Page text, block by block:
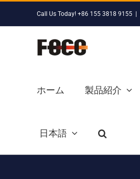
Call Us Today! +86 155 3818 9155
ホーム 製品紹介
日本語